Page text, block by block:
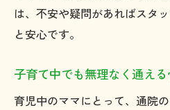
は、不安や疑問があればスタ
と安心です。
子育て中でも無理なく通え
育児中のママにとって、通院